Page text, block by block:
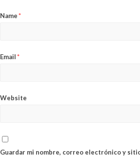
Name*
Email*
Website
Guardar mi nombre, correo electrónico y